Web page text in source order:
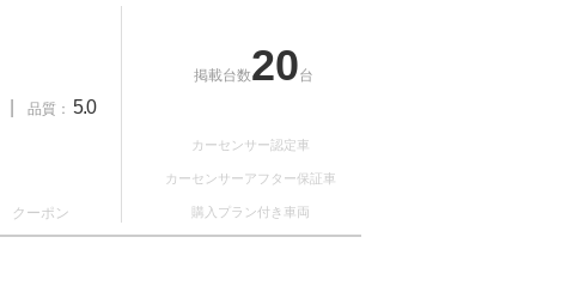
品質： 5.0
クーポン
掲載台数20台
カーセンサー認定車
カーセンサーアフター保証車
購入プラン付き車両